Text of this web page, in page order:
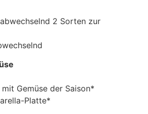
2 Sorten zur
Gemüse der Saison*
Platte*